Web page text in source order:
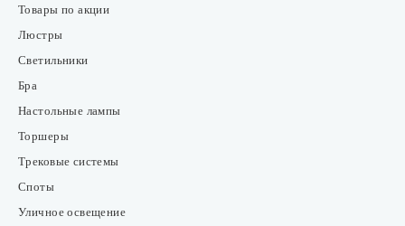
Товары по акции
Люстры
Светильники
Бра
Настольные лампы
Торшеры
Трековые системы
Споты
Уличное освещение